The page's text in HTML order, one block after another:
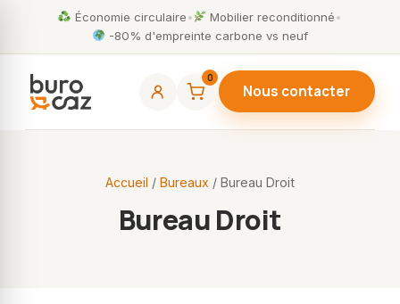
Économie circulaire• Mobilier reconditionné•
-80% d'empreinte carbone vs neuf
0
Nous contacter
Accueil / Bureaux / Bureau Droit
Bureau Droit